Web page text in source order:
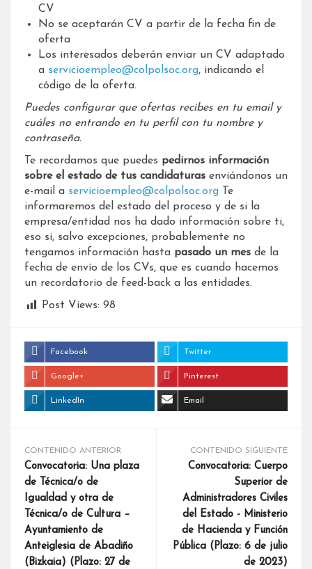
CV
No se aceptarán CV a partir de la fecha fin de
oferta
Los interesados deberán enviar un CV adaptado
a servicioempleo@colpolsoc.org, indicando el
código de la oferta.
Puedes configurar que ofertas recibes en tu email y
cuáles no entrando en tu perfil con tu nombre y
contraseña.
Te recordamos que puedes pedirnos información
sobre el estado de tus candidaturas enviándonos un
e-mail a servicioempleo@colpolsoc.org Te
informaremos del estado del proceso y de si la
empresa/entidad nos ha dado información sobre ti,
eso si, salvo excepciones, probablemente no
tengamos información hasta pasado un mes de la
fecha de envío de los CVs, que es cuando hacemos
un recordatorio de feed-back a las entidades.
Post Views: 98
Facebook Twitter
Google+ Pinterest
LinkedIn Email
CONTENIDO ANTERIOR
Convocatoria: Una plaza
de Técnica/o de
Igualdad y otra de
Técnica/o de Cultura –
Ayuntamiento de
Anteiglesia de Abadiño
(Bizkaia) (Plazo: 27 de
CONTENIDO SIGUIENTE
Convocatoria: Cuerpo
Superior de
Administradores Civiles
del Estado - Ministerio
de Hacienda y Función
Pública (Plazo: 6 de julio
de 2023)